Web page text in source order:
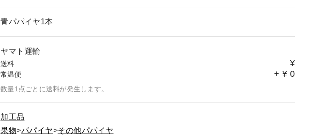
青パパイヤ1本
ヤマト運輸
送料 ¥
常温便 + ¥ 0
数量1点ごとに送料が発生します。
加工品
果物
パパイヤ その他パパイヤ